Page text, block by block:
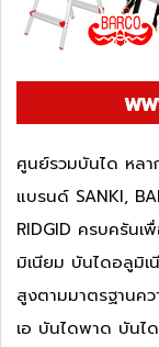
ศูนย์รวมบันได หล
แบรนด์ SANKI,
RIDGID ครบครัน
มิเนียม บันไดอลูมิเ
สูงตามมาตรฐานค
เอ บันไดพาด บัน